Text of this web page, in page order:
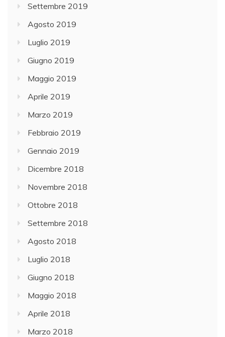
Settembre 2019
Agosto 2019
Luglio 2019
Giugno 2019
Maggio 2019
Aprile 2019
Marzo 2019
Febbraio 2019
Gennaio 2019
Dicembre 2018
Novembre 2018
Ottobre 2018
Settembre 2018
Agosto 2018
Luglio 2018
Giugno 2018
Maggio 2018
Aprile 2018
Marzo 2018